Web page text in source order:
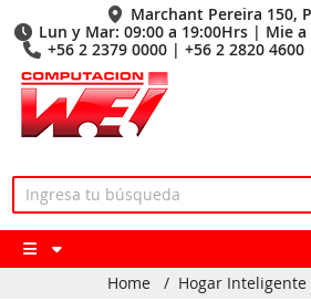
Marchant Pereira 150,
Lun y Mar: 09:00 a 19:00Hrs | Mie a
+56 2 2379 0000 | +56 2 2820 4600
Home / Hogar Inteligente